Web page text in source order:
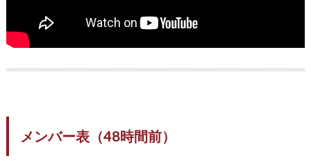
メンバー表（48時間前）